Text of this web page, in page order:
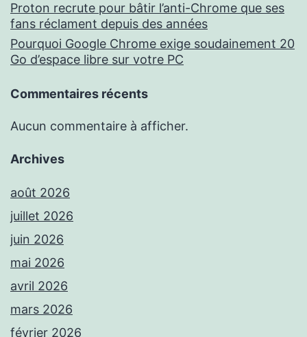
Proton recrute pour bâtir l’anti-Chrome que ses
fans réclament depuis des années
Pourquoi Google Chrome exige soudainement 20
Go d’espace libre sur votre PC
Commentaires récents
Aucun commentaire à afficher.
Archives
août 2026
juillet 2026
juin 2026
mai 2026
avril 2026
mars 2026
février 2026